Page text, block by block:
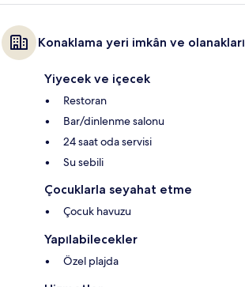
Konaklama yeri imkân ve olanakları
Yiyecek ve içecek
Restoran
Bar/dinlenme salonu
24 saat oda servisi
Su sebili
Çocuklarla seyahat etme
Çocuk havuzu
Yapılabilecekler
Özel plajda